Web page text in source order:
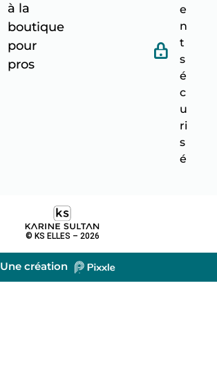
à la
boutique
pour
pros
e
n
t
s
é
c
u
ri
s
é
© KS ELLES – 2026
Une création